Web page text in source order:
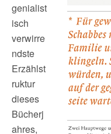
genialist
isch
verwirre
ndste
Erzählst
ruktur
dieses
Bücherj
ahres,